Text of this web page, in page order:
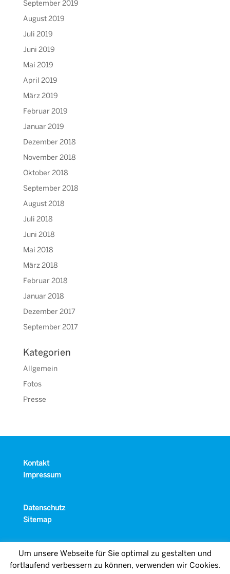
September 2019
August 2019
Juli 2019
Juni 2019
Mai 2019
April 2019
März 2019
Februar 2019
Januar 2019
Dezember 2018
November 2018
Oktober 2018
September 2018
August 2018
Juli 2018
Juni 2018
Mai 2018
März 2018
Februar 2018
Januar 2018
Dezember 2017
September 2017
Kategorien
Allgemein
Fotos
Presse
Kontakt
Impressum
Datenschutz
Sitemap
Um unsere Webseite für Sie optimal zu gestalten und
fortlaufend verbessern zu können, verwenden wir Cookies.